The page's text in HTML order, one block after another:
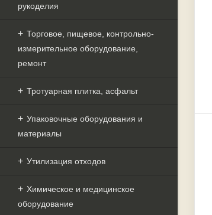
рукоделия
Торговое, пищевое, контрольно-
измерительное оборудование,
ремонт
Тротуарная плитка, асфальт
Упаковочные оборудования и
материалы
Утилизация отходов
Химическое и медицинское
оборудование